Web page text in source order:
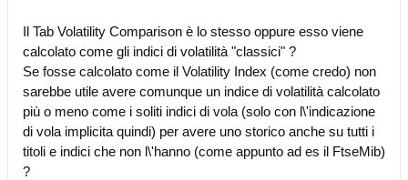
Il Tab Volatility Comparison è lo stesso oppure esso viene
calcolato come gli indici di volatilità "classici" ?
Se fosse calcolato come il Volatility Index (come credo) non
sarebbe utile avere comunque un indice di volatilità calcolato
più o meno come i soliti indici di vola (solo con l\'indicazione
di vola implicita quindi) per avere uno storico anche su tutti i
titoli e indici che non l\'hanno (come appunto ad es il FtseMib)
?